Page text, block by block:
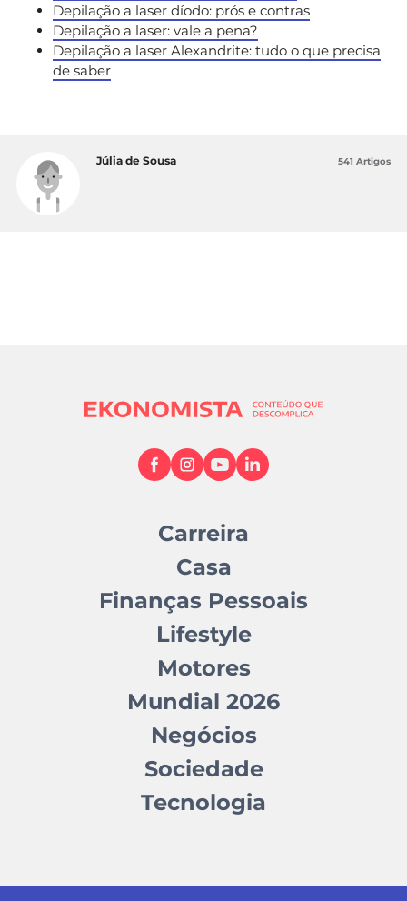
Depilação a laser díodo: prós e contras
Depilação a laser: vale a pena?
Depilação a laser Alexandrite: tudo o que precisa
de saber
Júlia de Sousa 541 Artigos
Carreira
Casa
Finanças Pessoais
Lifestyle
Motores
Mundial 2026
Negócios
Sociedade
Tecnologia